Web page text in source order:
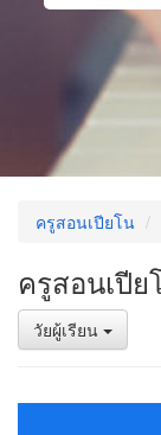
ครูสอนเปียโน
ครูสอนเปี
วัยผู้เรียน